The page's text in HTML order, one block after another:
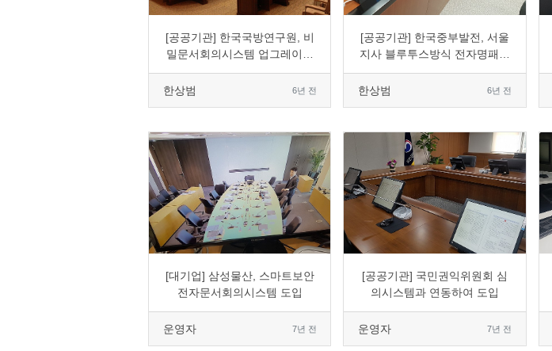
[공공기관] 한국국방연구원, 비
밀문서회의시스템 업그레이드
도입
한상범
6년 전
[공공기관] 한국중부발전, 서울
지사 블루투스방식 전자명패표
출시스템 도입
한상범
6년 전
0 1607 4 0
[대기업] 삼성물산, 스마트보안
전자문서회의시스템 도입
운영자 7년 전
0 1507 2 0
[공공기관] 국민권익위원회 심
의시스템과 연동하여 도입
운영자 7년 전